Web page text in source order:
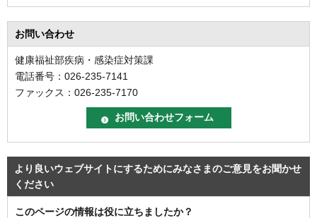
お問い合わせ
健康福祉部疾病・感染症対策課
電話番号：026-235-7141
ファックス：026-235-7170
より良いウェブサイトにするためにみなさまのご意見をお聞かせ
ください
このページの情報は役に立ちましたか？